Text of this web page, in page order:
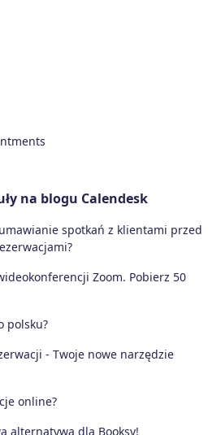
na blogu Calendesk
spotkań z klientami przed
Zoom. Pobierz 50
polsku?
- Twoje nowe narzędzie
online?
alternatywa dla Booksy!